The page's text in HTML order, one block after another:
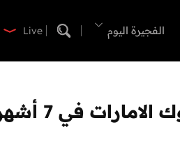
الفجيرة اليوم Live